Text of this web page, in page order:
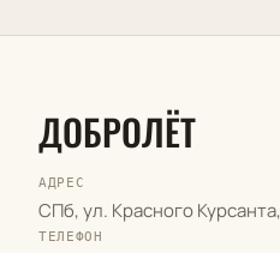
ДОБРОЛЁТ
АДРЕС
СПб, ул. Красного Курсанта,
ТЕЛЕФОН